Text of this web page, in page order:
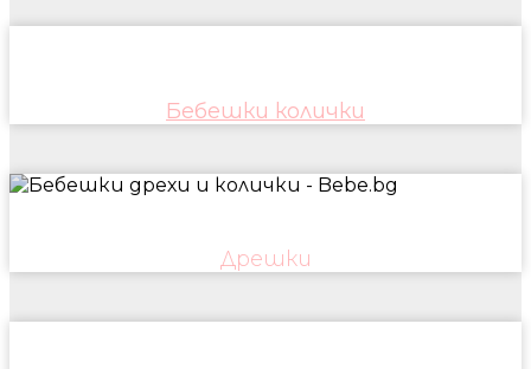
Бебешки колички
Дрешки